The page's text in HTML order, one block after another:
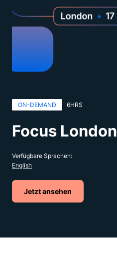
ON-DEMAND 6HRS
Focus London
Verfügbare Sprachen:
English
Jetzt ansehen